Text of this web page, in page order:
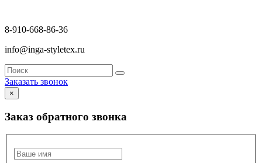
8-910-668-86-36
info@inga-styletex.ru
Заказать звонок
×
Заказ обратного звонка